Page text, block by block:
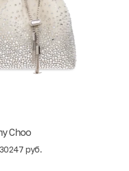
Choo
30247 руб.